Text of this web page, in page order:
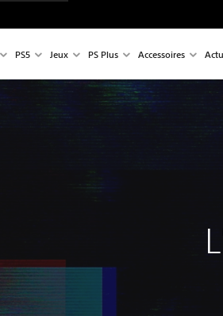
PS5 Jeux PS Plus Accessoires